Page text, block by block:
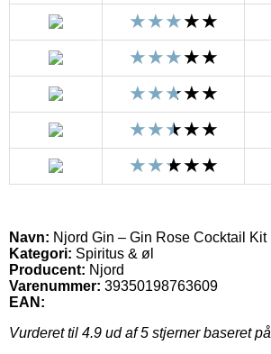
Navn: Njord Gin – Gin Rose Cocktail Kit
Kategori: Spiritus & øl
Producent: Njord
Varenummer: 39350198763609
EAN:
Vurderet til 4.9 ud af 5 stjerner baseret på